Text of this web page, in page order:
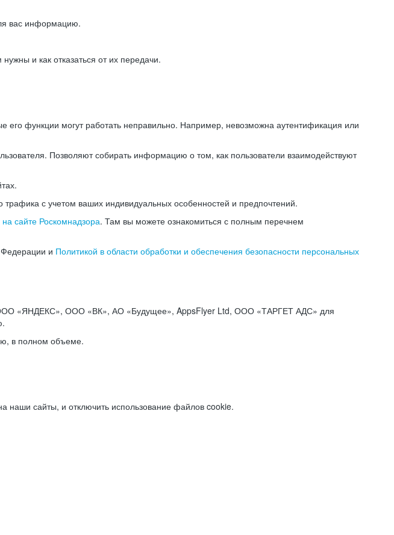
вас информацию.
и как отказаться от их передачи.
функции могут работать неправильно. Например, невозможна аутентификация или
Позволяют собирать информацию о том, как пользователи взаимодействуют
с учетом ваших индивидуальных особенностей и предпочтений.
сайте Роскомнадзора. Там вы можете ознакомиться с полным перечнем
Федерации и Политикой в области обработки и обеспечения безопасности персональных
«ЯНДЕКС», ООО «ВК», АО «Будущее», AppsFlyer Ltd, ООО «ТАРГЕТ АДС» для
в полном объеме.
наши сайты, и отключить использование файлов cookie.